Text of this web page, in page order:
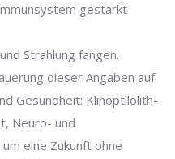
gestärkt
Strahlung fangen.
dieser Angaben auf
Gesundheit: Klinoptilolith-
Neuro- und
eine Zukunft ohne